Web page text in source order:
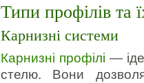
Типи профілів та
Карнизні системи
Карнизні профілі —
стелю. Вони